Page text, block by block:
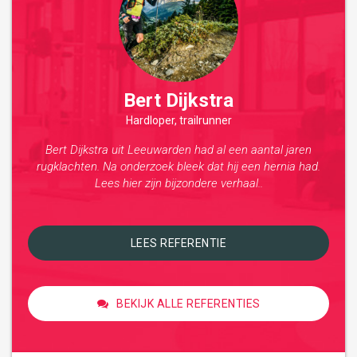
Bert Dijkstra
Hardloper, trailrunner
Bert Dijkstra uit Leeuwarden had al een aantal jaren
rugklachten. Na onderzoek bleek dat hij een hernia had.
Lees hier zijn bijzondere verhaal..
LEES REFERENTIE
BEKIJK ALLE REFERENTIES